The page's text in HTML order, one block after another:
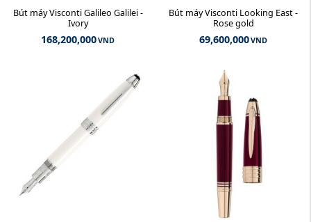
Bút máy Visconti Galileo Galilei -
Ivory
168,200,000VND
Bút máy Visconti Looking East -
Rose gold
69,600,000VND